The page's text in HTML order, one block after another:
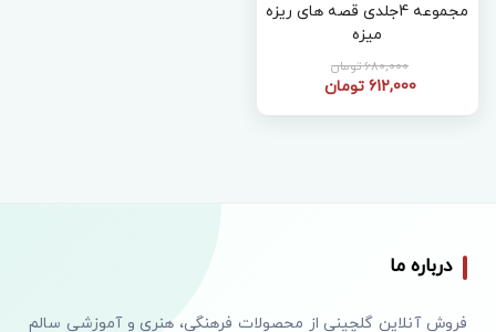
مجموعه 4جلدی قصه های ریزه
میزه
680,000 تومان
612,000 تومان
درباره ما
فروش آنلاین گلچینی از محصولات فرهنگی، هنری و آموزشی سالم